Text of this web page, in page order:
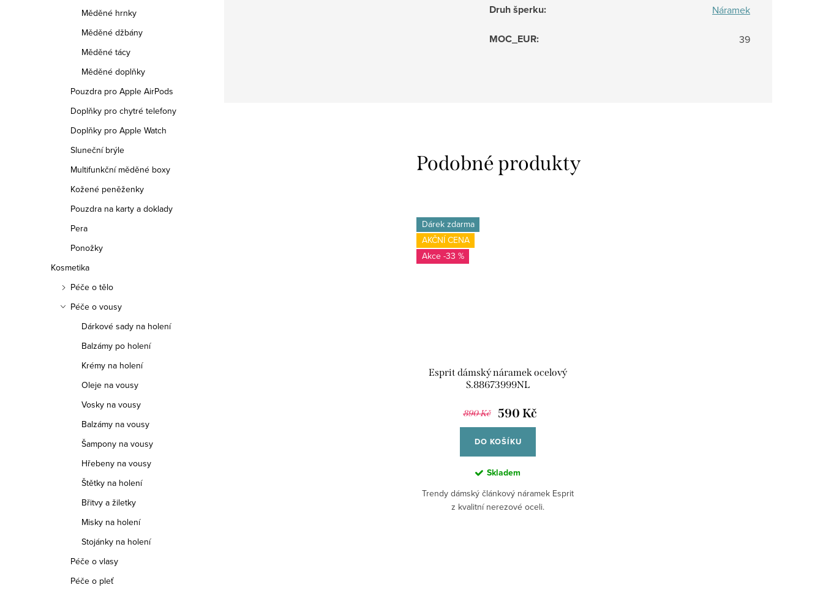
Měděné hrnky
Měděné džbány
Měděné tácy
Měděné doplňky
Pouzdra pro Apple AirPods
Doplňky pro chytré telefony
Doplňky pro Apple Watch
Sluneční brýle
Multifunkční měděné boxy
Kožené peněženky
Pouzdra na karty a doklady
Pera
Ponožky
Kosmetika
Péče o tělo
Péče o vousy
Dárkové sady na holení
Balzámy po holení
Krémy na holení
Oleje na vousy
Vosky na vousy
Balzámy na vousy
Šampony na vousy
Hřebeny na vousy
Štětky na holení
Břitvy a žiletky
Misky na holení
Stojánky na holení
Péče o vlasy
Péče o pleť
Druh šperku: Náramek
MOC_EUR: 39
Dárek zdarma
AKČNÍ CENA
-33 %
Esprit dámský náramek ocelový
S.88673999NL
890 Kč 590 Kč
DO KOŠÍKU
Skladem
Trendy dámský článkový náramek Esprit
z kvalitní nerezové oceli.